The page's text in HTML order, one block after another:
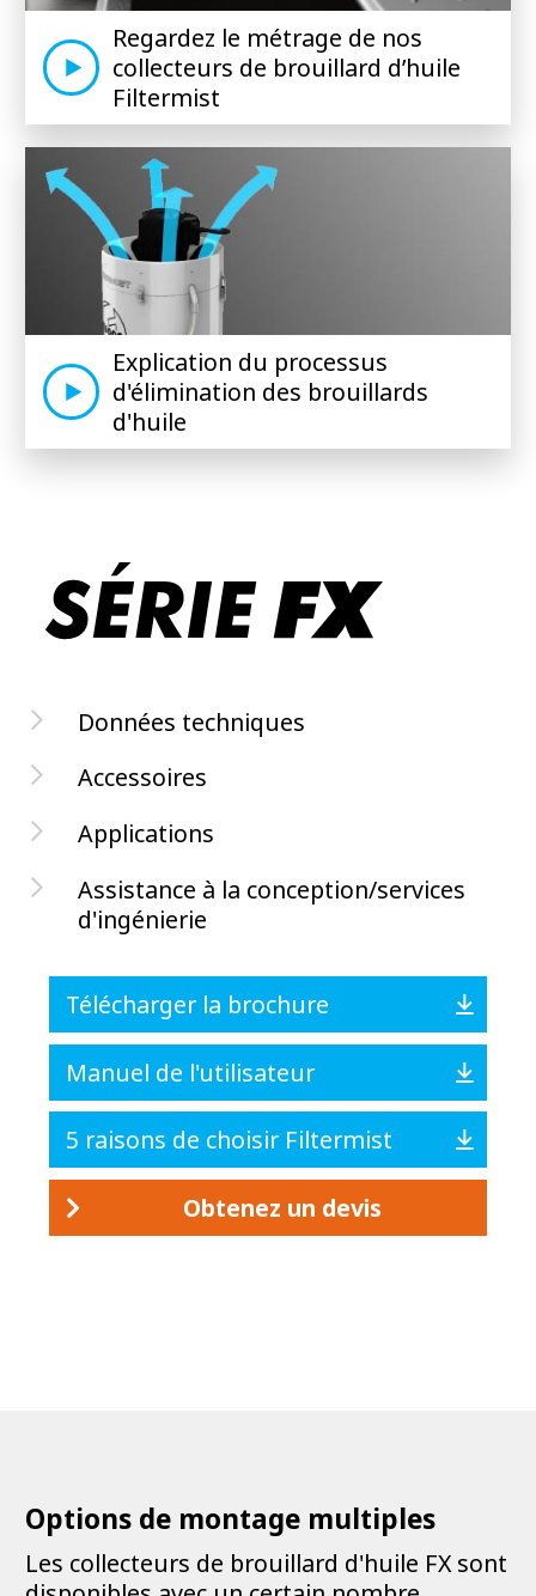
Regardez le métrage de nos
collecteurs de brouillard d’huile
Filtermist
Explication du processus
d'élimination des brouillards
d'huile
Données techniques
Accessoires
Applications
Assistance à la conception/services
d'ingénierie
Télécharger la brochure
Manuel de l'utilisateur
5 raisons de choisir Filtermist
Obtenez un devis
Options de montage multiples
Les collecteurs de brouillard d'huile FX sont